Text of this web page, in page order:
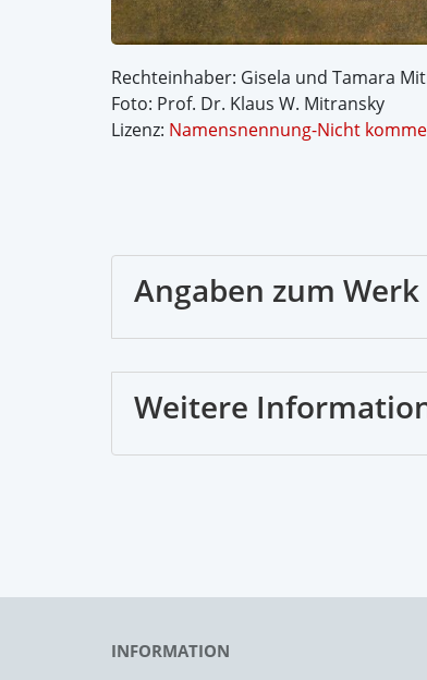
Rechteinhaber: Gisela und Tamara
Foto: Prof. Dr. Klaus W. Mitransky
Lizenz: Namensnennung-Nicht
Angaben zum Werk
Weitere
INFORMATION